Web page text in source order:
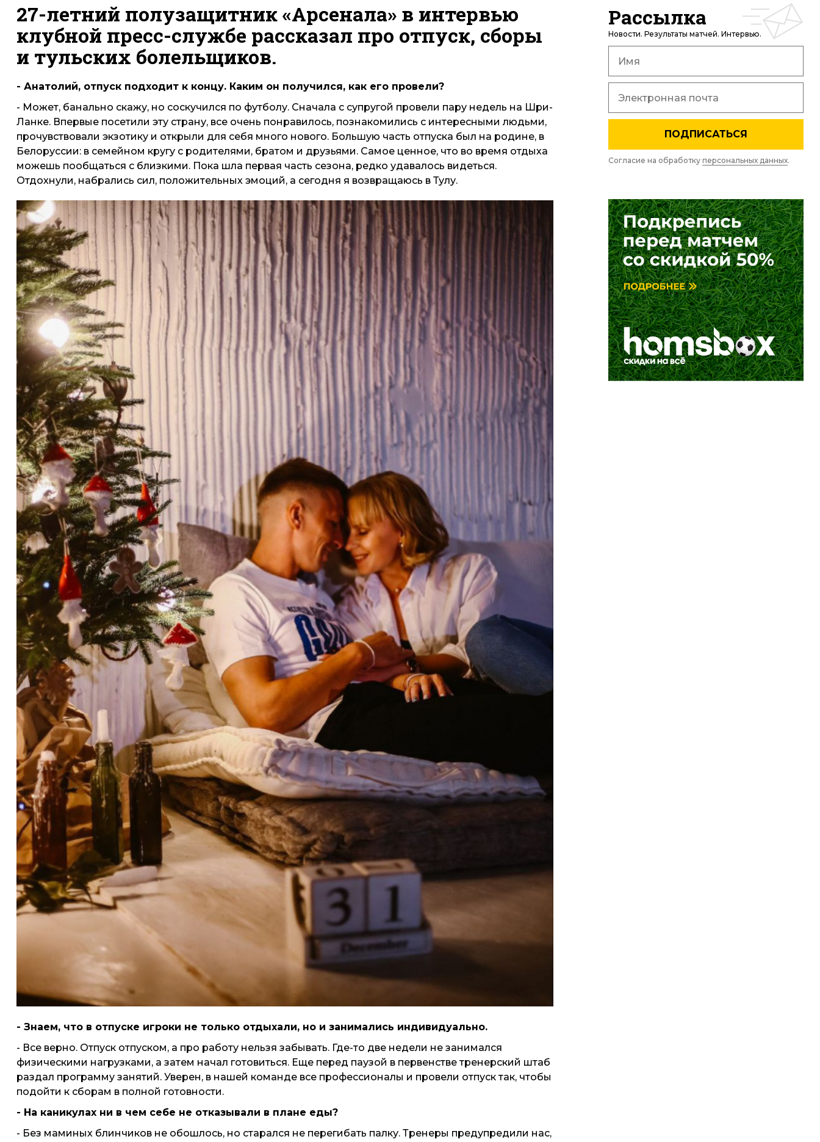
27-летний полузащитник «Арсенала» в интервью
клубной пресс-службе рассказал про отпуск, сборы
и тульских болельщиков.
- Анатолий, отпуск подходит к концу. Каким он получился, как его провели?
- Может, банально скажу, но соскучился по футболу. Сначала с супругой провели пару недель на Шри-
Ланке. Впервые посетили эту страну, все очень понравилось, познакомились с интересными людьми,
прочувствовали экзотику и открыли для себя много нового. Большую часть отпуска был на родине, в
Белоруссии: в семейном кругу с родителями, братом и друзьями. Самое ценное, что во время отдыха
можешь пообщаться с близкими. Пока шла первая часть сезона, редко удавалось видеться.
Отдохнули, набрались сил, положительных эмоций, а сегодня я возвращаюсь в Тулу.
- Знаем, что в отпуске игроки не только отдыхали, но и занимались индивидуально.
- Все верно. Отпуск отпуском, а про работу нельзя забывать. Где-то две недели не занимался
физическими нагрузками, а затем начал готовиться. Еще перед паузой в первенстве тренерский штаб
раздал программу занятий. Уверен, в нашей команде все профессионалы и провели отпуск так, чтобы
подойти к сборам в полной готовности.
- На каникулах ни в чем себе не отказывали в плане еды?
- Без маминых блинчиков не обошлось, но старался не перегибать палку. Тренеры предупредили нас,
Рассылка
Новости. Результаты матчей. Интервью.
ПОДПИСАТЬСЯ
Согласие на обработку персональных данных.